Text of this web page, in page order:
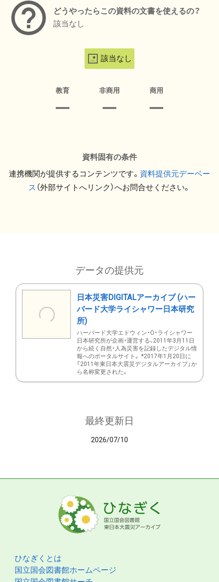
どうやったらこの資料の文書を使えるの？
該当なし
該当なし
教育 非商用 商用
資料固有の条件
連携機関が提供するコンテンツです。 資料提供元デーベー
ス （外部サイトへリンク）へお問合せください。
データの提供元
日本災害DIGITALアーカイブ (ハー
バード大学ライシャワー日本研究
所)
ハーバード大学エドウィン・O・ライシャワー
日本研究所が企画・運営する、2011年3月11日
から続く自然・人為災害を記録したデジタル情
報へのポータルサイト。 *2017年1月20日に
「2011年東日本大震災デジタルアーカイブ」か
ら名称変更された。
最終更新日
2026/07/10
ひなぎくとは
国立国会図書館ホームページ